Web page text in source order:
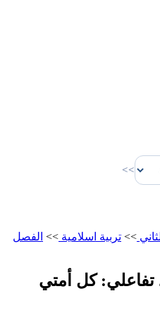
>>
>> تربية اسلامية >> الفصل
تفاعلي: كل أمتي